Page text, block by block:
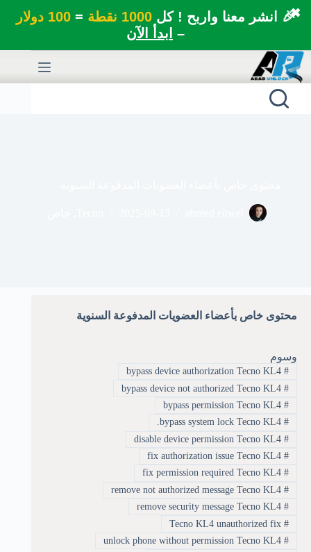
🎉 انشر معنا واربح ! كل1000 نقطة =100 دولار
– ابدأ الآن
✖
التجاوز
إلى
المحتوى
محتوى خاص بأعضاء العضويات المدفوعة السنوية
وسوم
#
bypass device authorization Tecno KL4
#
bypass device not authorized Tecno KL4
#
bypass permission Tecno KL4
#
bypass system lock Tecno KL4.
#
disable device permission Tecno KL4
#
fix authorization issue Tecno KL4
#
fix permission required Tecno KL4
#
remove not authorized message Tecno KL4
#
remove security message Tecno KL4
#
Tecno KL4 unauthorized fix
#
unlock phone without permission Tecno KL4